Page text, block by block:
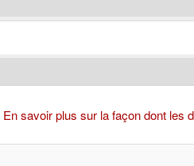
En savoir plus sur la façon dont les